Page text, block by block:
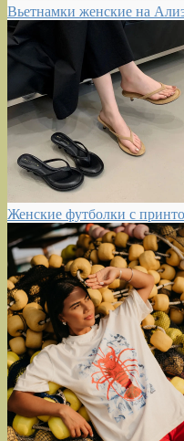
Вьетнамки женские на
Женские футболки с